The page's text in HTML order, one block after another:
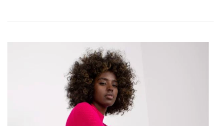
hledá alternativu ke klasickému stylu, aby zdůraznily svůj
individuální styl a její KREATIVITU módu.
Asymetrické sukně jsou v současné době jedním z
nejmódnějších trendů ve světě módy, který upozorňuje na svůj
jedinečný styl a výrazný styl. Vyznačuje se nepravidelnými,
často rozcuchanými tvary oblohy nebo tvary ve tvaru „A“,
které dodávají každému vzhledu dynamiku a originalitu. Tento
neobvyklý design vám umožní experimentovat s proporcemi a